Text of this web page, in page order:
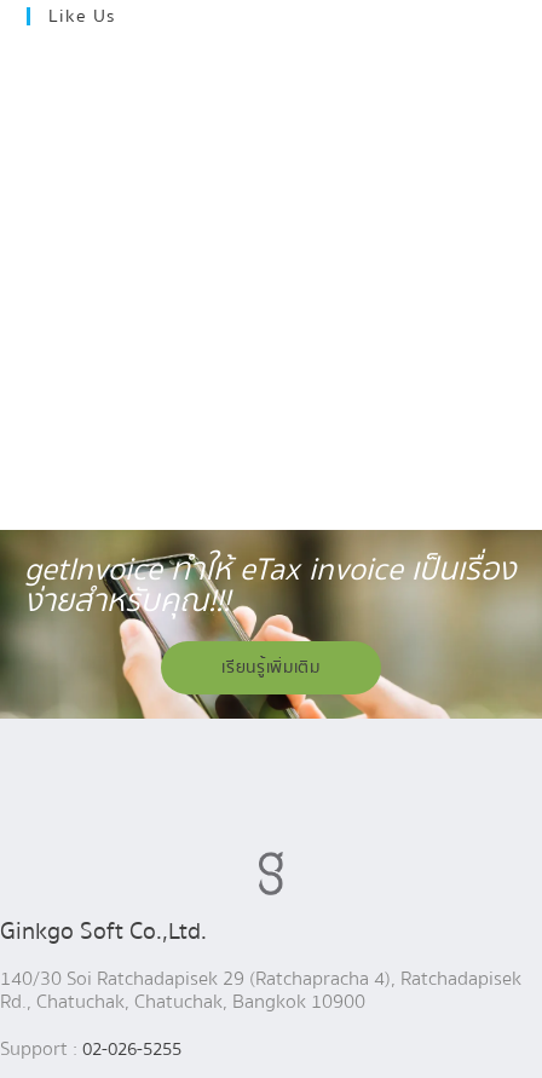
Like Us
getInvoice ทำให้ eTax invoice เป็นเรื่อง
ง่ายสำหรับคุณ!!!
เรียนรู้เพิ่มเติม
Ginkgo Soft Co.,Ltd.
140/30 Soi Ratchadapisek 29 (Ratchapracha 4), Ratchadapisek
Rd., Chatuchak, Chatuchak, Bangkok 10900
Support : 02-026-5255